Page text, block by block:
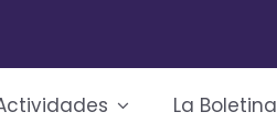
La Boletina